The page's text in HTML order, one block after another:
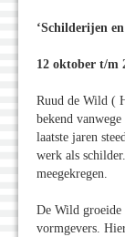
‘Schilderijen
12 oktober t/m
Ruud de Wild (
bekend
laatste jaren
werk als
meegekregen.
De Wild groeide
vormgevers.